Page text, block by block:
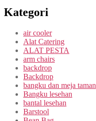
Kategori
air cooler
Alat Catering
ALAT PESTA
arm chairs
backdrop
Backdrop
bangku dan meja taman
Bangku lesehan
bantal lesehan
Barstool